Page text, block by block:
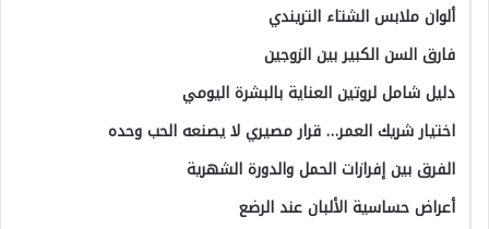
ألوان ملابس الشتاء التريندي
فارق السن الكبير بين الزوجين
دليل شامل لروتين العناية بالبشرة اليومي
اختيار شريك العمر… قرار مصيري لا يصنعه الحب وحده
الفرق بين إفرازات الحمل والدورة الشهرية
أعراض حساسية الألبان عند الرضع